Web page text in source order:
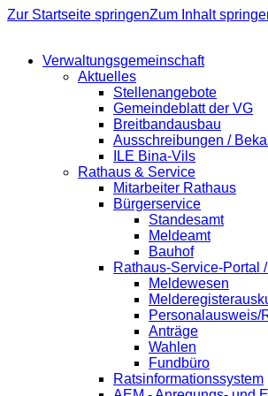
Zur Startseite springenZum Inhalt
Verwaltungsgemeinschaft
Aktuelles
Stellenangebote
Gemeindeblatt der VG
Breitbandausbau
Ausschreibungen /
ILE Bina-Vils
Rathaus & Service
Mitarbeiter Rathaus
Bürgerservice
Standesamt
Meldeamt
Bauhof
Rathaus-Service-Portal
Meldewesen
Personalausweis/
Anträge
Wahlen
Fundbüro
Ratsinformationssystem